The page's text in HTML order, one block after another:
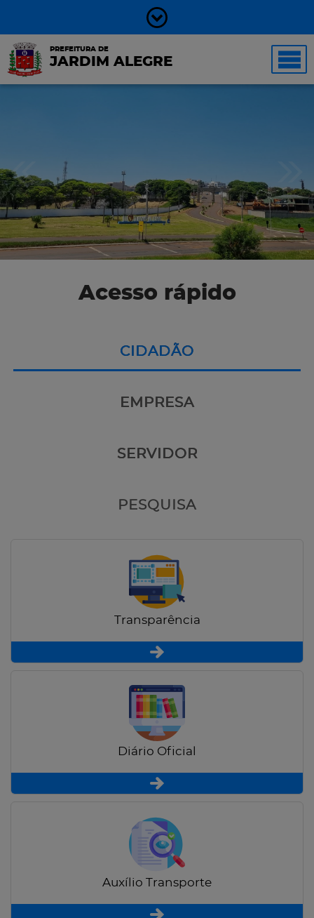
PREFEITURA DE
JARDIM ALEGRE
Acesso rápido
CIDADÃO
EMPRESA
SERVIDOR
PESQUISA
Transparência
Diário Oficial
Auxílio Transporte